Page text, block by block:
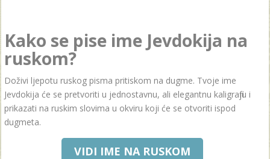
Kako se pise ime Jevdokija na
ruskom?
Doživi ljepotu ruskog pisma pritiskom na dugme. Tvoje ime
Jevdokija će se pretvoriti u jednostavnu, ali elegantnu kaligrafiju i
prikazati na ruskim slovima u okviru koji će se otvoriti ispod
dugmeta.
VIDI IME NA RUSKOM